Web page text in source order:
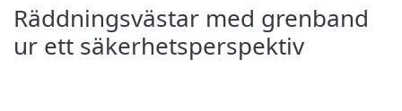
Räddningsvästar med grenband
ur ett säkerhetsperspektiv